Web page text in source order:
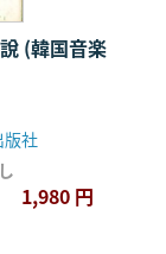
(韓国音楽
版社
1,980 円